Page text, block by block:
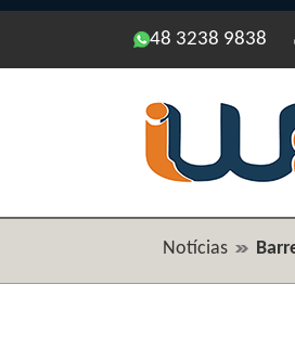
48 3238 9838
Notícias